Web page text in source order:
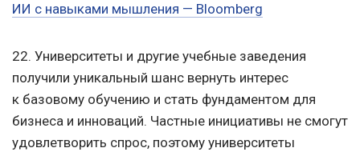
ИИ с навыками мышления — Bloomberg
22. Университеты и другие учебные заведения
получили уникальный шанс вернуть интерес
к базовому обучению и стать фундаментом для
бизнеса и инноваций. Частные инициативы не смогут
удовлетворить спрос, поэтому университеты